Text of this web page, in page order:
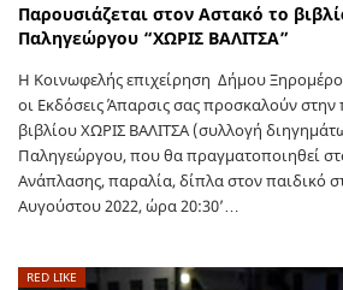
Παρουσιάζεται στον Αστακό το
Παληγεώργου “ΧΩΡΙΣ ΒΑΛΙΤΣΑ”
Η Κοινωφελής επιχείρηση Δήμου
οι Εκδόσεις Άπαρσις σας προσκαλούν
βιβλίου ΧΩΡΙΣ ΒΑΛΙΤΣΑ (συλλογή
Παληγεώργου, που θα πραγματοποιηθεί
Ανάπλασης, παραλία, δίπλα στον παιδικό
Αυγούστου 2022, ώρα 20:30’…
RED LIKE